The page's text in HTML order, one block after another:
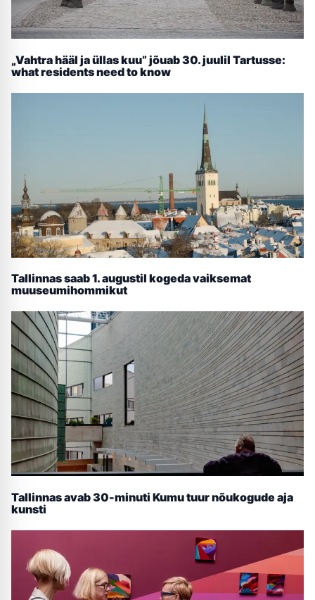
„Vahtra hääl ja üllas kuu” jõuab 30. juulil Tartusse:
what residents need to know
Tallinnas saab 1. augustil kogeda vaiksemat
muuseumihommikut
Tallinnas avab 30-minuti Kumu tuur nõukogude aja
kunsti